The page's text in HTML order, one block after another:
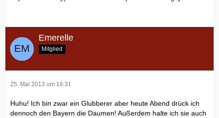
Emerelle
Mitglied
25. Mai 2013 um 16:31
Huhu! Ich bin zwar ein Glubberer aber heute Abend drück ich
dennoch den Bayern die Daumen! Außerdem halte ich sie auch